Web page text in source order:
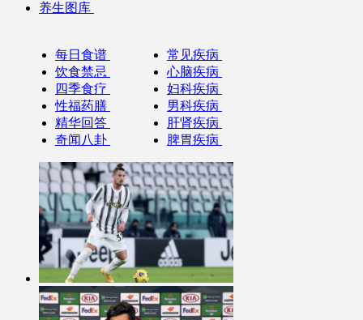
养生图库
每日食谱
饮食禁忌
四季食疗
性福药膳
精华回答
奇闻八卦
常见疾病
心脑疾病
妇科疾病
男科疾病
肝肾疾病
脾胃疾病